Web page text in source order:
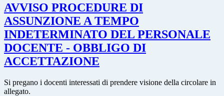
AVVISO PROCEDURE DI
ASSUNZIONE A TEMPO
INDETERMINATO DEL PERSONALE
DOCENTE - OBBLIGO DI
ACCETTAZIONE
Si pregano i docenti interessati di prendere visione della circolare in
allegato.